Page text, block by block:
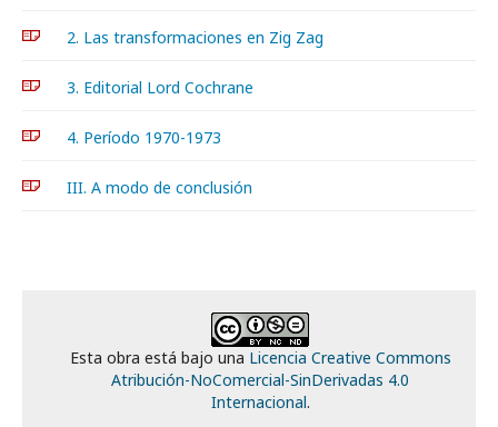
2. Las transformaciones en Zig Zag
3. Editorial Lord Cochrane
4. Período 1970-1973
III. A modo de conclusión
Esta obra está bajo una Licencia Creative Commons
Atribución-NoComercial-SinDerivadas 4.0
Internacional.